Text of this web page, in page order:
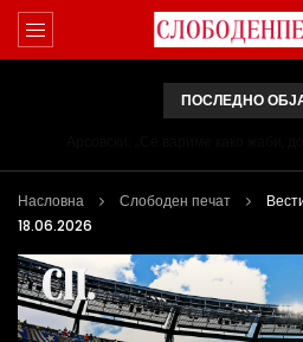
ПОСЛЕДНО
Насловна Слободен печат
18.06.2026